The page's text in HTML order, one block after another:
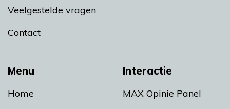
Menu
Home
Interactie
MAX Opinie Panel
Veelgestelde vragen
Contact